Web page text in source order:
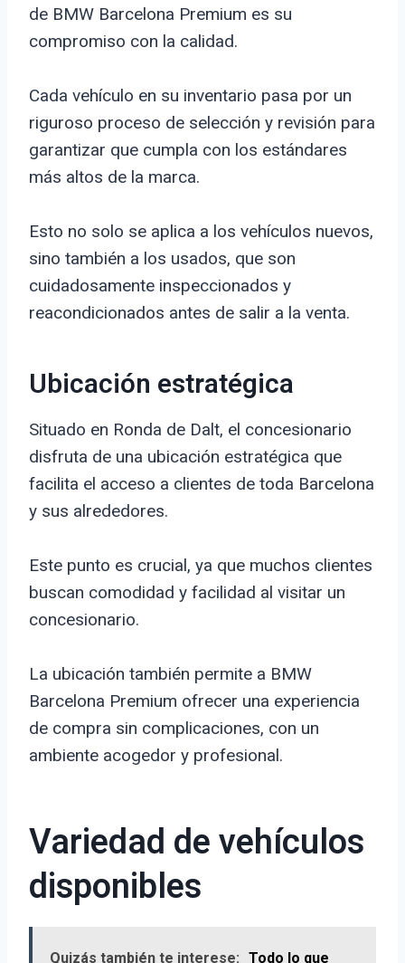
de BMW Barcelona Premium es su
compromiso con la calidad.
Cada vehículo en su inventario pasa por un
riguroso proceso de selección y revisión para
garantizar que cumpla con los estándares
más altos de la marca.
Esto no solo se aplica a los vehículos nuevos,
sino también a los usados, que son
cuidadosamente inspeccionados y
reacondicionados antes de salir a la venta.
Ubicación estratégica
Situado en Ronda de Dalt, el concesionario
disfruta de una ubicación estratégica que
facilita el acceso a clientes de toda Barcelona
y sus alrededores.
Este punto es crucial, ya que muchos clientes
buscan comodidad y facilidad al visitar un
concesionario.
La ubicación también permite a BMW
Barcelona Premium ofrecer una experiencia
de compra sin complicaciones, con un
ambiente acogedor y profesional.
Variedad de vehículos
disponibles
Quizás también te interese: Todo lo que